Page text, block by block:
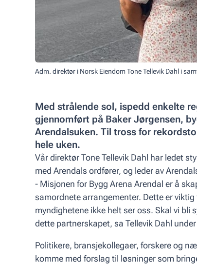
Adm. direktør i Norsk Eiendom Tone Tellevik Dahl i
Med strålende sol, ispedd enkelte
gjennomført på Baker Jørgensen,
Arendalsuken. Til tross for
hele uken.
Vår direktør Tone Tellevik Dahl har ledet
med Arendals ordfører, og leder av
- Misjonen for Bygg Arena Arendal er å
samordnete arrangementer. Dette er
myndighetene ikke helt ser oss. Skal vi bli
dette partnerskapet, sa Tellevik Dahl
Politikere, bransjekollegaer, forskere og
komme med forslag til løsninger som